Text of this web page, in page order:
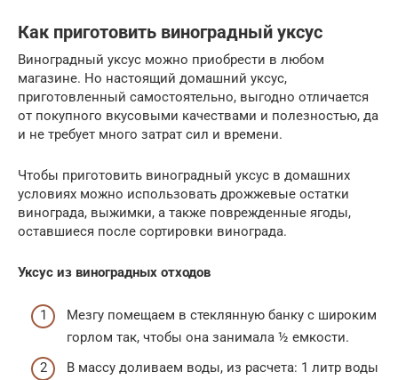
Как приготовить виноградный уксус
Виноградный уксус можно приобрести в любом
магазине. Но настоящий домашний уксус,
приготовленный самостоятельно, выгодно отличается
от покупного вкусовыми качествами и полезностью, да
и не требует много затрат сил и времени.
Чтобы приготовить виноградный уксус в домашних
условиях можно использовать дрожжевые остатки
винограда, выжимки, а также поврежденные ягоды,
оставшиеся после сортировки винограда.
Уксус из виноградных отходов
Мезгу помещаем в стеклянную банку с широким
горлом так, чтобы она занимала ½ емкости.
В массу доливаем воды, из расчета: 1 литр воды